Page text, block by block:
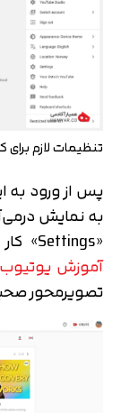
تنظیمات لازم
پس از ورود
به نمایش
«Settings» کار داریم. در مورد سایر گزینه‌ها در مقاله
آموزش
تصویرمحور